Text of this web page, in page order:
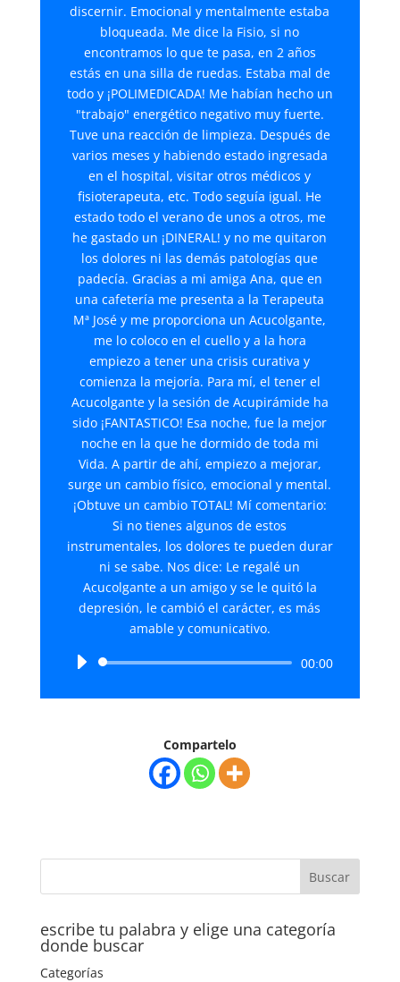
discernir. Emocional y mentalmente estaba
bloqueada. Me dice la Fisio, si no
encontramos lo que te pasa, en 2 años
estás en una silla de ruedas. Estaba mal de
todo y ¡POLIMEDICADA! Me habían hecho un
"trabajo" energético negativo muy fuerte.
Tuve una reacción de limpieza. Después de
varios meses y habiendo estado ingresada
en el hospital, visitar otros médicos y
fisioterapeuta, etc. Todo seguía igual. He
estado todo el verano de unos a otros, me
he gastado un ¡DINERAL! y no me quitaron
los dolores ni las demás patologías que
padecía. Gracias a mi amiga Ana, que en
una cafetería me presenta a la Terapeuta
Mª José y me proporciona un Acucolgante,
me lo coloco en el cuello y a la hora
empiezo a tener una crisis curativa y
comienza la mejoría. Para mí, el tener el
Acucolgante y la sesión de Acupirámide ha
sido ¡FANTASTICO! Esa noche, fue la mejor
noche en la que he dormido de toda mi
Vida. A partir de ahí, empiezo a mejorar,
surge un cambio físico, emocional y mental.
¡Obtuve un cambio TOTAL! Mí comentario:
Si no tienes algunos de estos
instrumentales, los dolores te pueden durar
ni se sabe. Nos dice: Le regalé un
Acucolgante a un amigo y se le quitó la
depresión, le cambió el carácter, es más
amable y comunicativo.
Reproductor
audio
00:00
Compartelo
escribe tu palabra y elige una categoría
donde buscar
Categorías